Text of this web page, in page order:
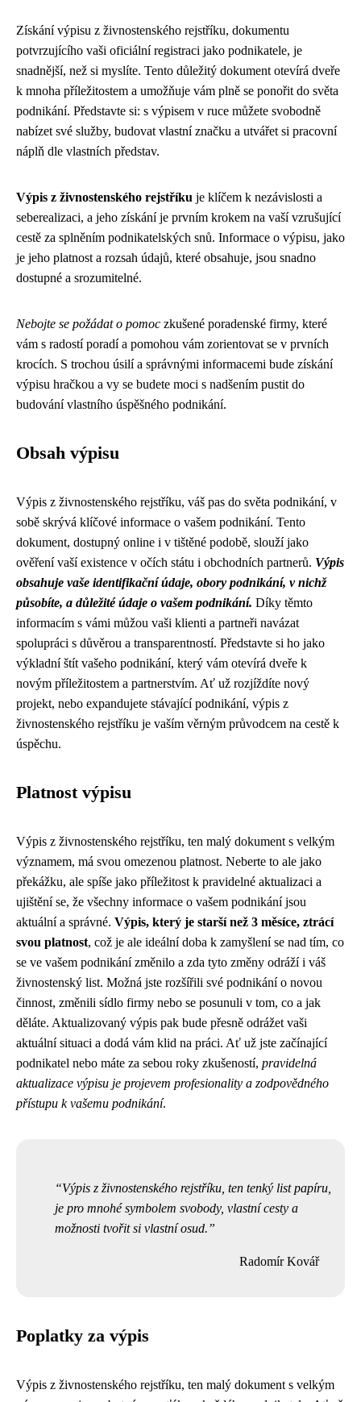
Získání výpisu z živnostenského rejstříku, dokumentu
potvrzujícího vaši oficiální registraci jako podnikatele, je
snadnější, než si myslíte. Tento důležitý dokument otevírá dveře
k mnoha příležitostem a umožňuje vám plně se ponořit do světa
podnikání. Představte si: s výpisem v ruce můžete svobodně
nabízet své služby, budovat vlastní značku a utvářet si pracovní
náplň dle vlastních představ.
Výpis z živnostenského rejstříku je klíčem k nezávislosti a
seberealizaci, a jeho získání je prvním krokem na vaší vzrušující
cestě za splněním podnikatelských snů. Informace o výpisu, jako
je jeho platnost a rozsah údajů, které obsahuje, jsou snadno
dostupné a srozumitelné.
Nebojte se požádat o pomoc zkušené poradenské firmy, které
vám s radostí poradí a pomohou vám zorientovat se v prvních
krocích. S trochou úsilí a správnými informacemi bude získání
výpisu hračkou a vy se budete moci s nadšením pustit do
budování vlastního úspěšného podnikání.
Obsah výpisu
Výpis z živnostenského rejstříku, váš pas do světa podnikání, v
sobě skrývá klíčové informace o vašem podnikání. Tento
dokument, dostupný online i v tištěné podobě, slouží jako
ověření vaší existence v očích státu i obchodních partnerů. Výpis
obsahuje vaše identifikační údaje, obory podnikání, v nichž
působíte, a důležité údaje o vašem podnikání. Díky těmto
informacím s vámi můžou vaši klienti a partneři navázat
spolupráci s důvěrou a transparentností. Představte si ho jako
výkladní štít vašeho podnikání, který vám otevírá dveře k
novým příležitostem a partnerstvím. Ať už rozjíždíte nový
projekt, nebo expandujete stávající podnikání, výpis z
živnostenského rejstříku je vaším věrným průvodcem na cestě k
úspěchu.
Platnost výpisu
Výpis z živnostenského rejstříku, ten malý dokument s velkým
významem, má svou omezenou platnost. Neberte to ale jako
překážku, ale spíše jako příležitost k pravidelné aktualizaci a
ujištění se, že všechny informace o vašem podnikání jsou
aktuální a správné. Výpis, který je starší než 3 měsíce, ztrácí
svou platnost, což je ale ideální doba k zamyšlení se nad tím, co
se ve vašem podnikání změnilo a zda tyto změny odráží i váš
živnostenský list. Možná jste rozšířili své podnikání o novou
činnost, změnili sídlo firmy nebo se posunuli v tom, co a jak
děláte. Aktualizovaný výpis pak bude přesně odrážet vaši
aktuální situaci a dodá vám klid na práci. Ať už jste začínající
podnikatel nebo máte za sebou roky zkušeností, pravidelná
aktualizace výpisu je projevem profesionality a zodpovědného
přístupu k vašemu podnikání.
Výpis z živnostenského rejstříku, ten tenký list papíru,
je pro mnohé symbolem svobody, vlastní cesty a
možnosti tvořit si vlastní osud.
Radomír Kovář
Poplatky za výpis
Výpis z živnostenského rejstříku, ten malý dokument s velkým